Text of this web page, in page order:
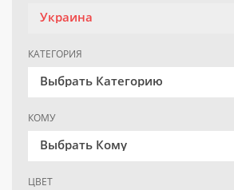
Украина
КАТЕГОРИЯ
Выбрать Категорию
КОМУ
Выбрать Кому
ЦВЕТ